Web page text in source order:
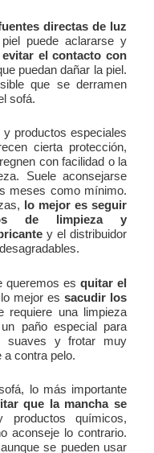
directas de luz
puede aclararse y
evitar el contacto con
puedan dañar la piel.
que se derramen
sofá.
productos especiales
cierta protección,
con facilidad o la
Suele aconsejarse
meses como mínimo.
lo mejor es seguir
de limpieza y
y el distribuidor
queremos es quitar el
mejor es sacudir los
requiere una limpieza
paño especial para
suaves y frotar muy
contra pelo.
lo más importante
que la mancha se
químicos,
aconseje lo contrario.
se pueden usar